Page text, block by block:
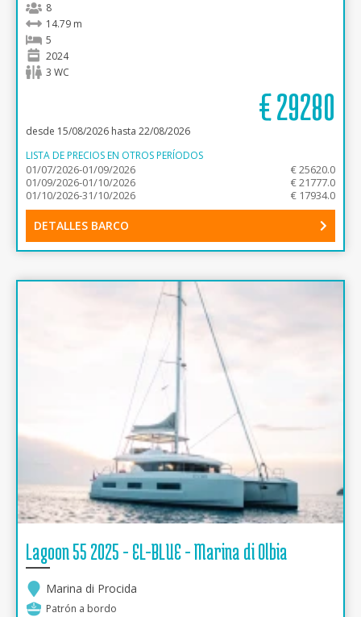
8
14.79 m
5
2024
3 WC
€29280
desde 15/08/2026 hasta 22/08/2026
LISTA DE PRECIOS EN OTROS PERÍODOS
01/07/2026-01/09/2026
€ 25620.0
01/09/2026-01/10/2026
€ 21777.0
01/10/2026-31/10/2026
€ 17934.0
DETALLES BARCO
Lagoon 55 2025 - EL-BLUE - Marina di Olbia
Marina di Procida
Patrón a bordo